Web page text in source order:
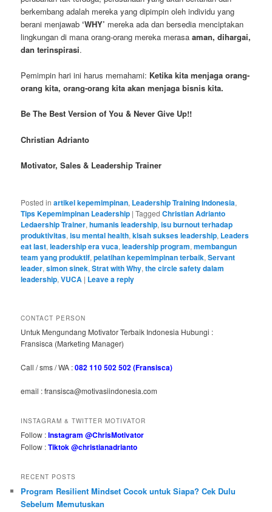
berkembang adalah mereka yang dipimpin oleh individu yang
berani menjawab‘WHY’ mereka ada dan bersedia menciptakan
lingkungan di mana orang-orang mereka merasaaman, dihargai,
dan terinspirasi.
Pemimpin hari ini harus memahami: Ketika kita menjaga orang-
orang kita, orang-orang kita akan menjaga bisnis kita.
Be The Best Version of You & Never Give Up!!
Christian Adrianto
Motivator, Sales & Leadership Trainer
Posted in artikel kepemimpinan, Leadership Training Indonesia,
Tips Kepemimpinan Leadership |Tagged Christian Adrianto
Ledaership Trainer,humanis leadership,isu burnout terhadap
produktivitas,isu mental health,kisah sukses leadership, Leaders
eat last,leadership era vuca,leadership program,membangun
team yang produktif,pelatihan kepemimpinan terbaik,Servant
leader,simon sinek,Strat with Why,the circle safety dalam
leadership,VUCA | Leave a reply
CONTACT PERSON
Untuk Mengundang Motivator Terbaik Indonesia Hubungi :
Fransisca (Marketing Manager)
Call / sms / WA :082 110 502 502 (Fransisca)
email : fransisca@motivasiindonesia.com
INSTAGRAM & TWITTER MOTIVATOR
Follow :Instagram @ChrisMotivator
Follow :Tiktok @christianadrianto
RECENT POSTS
Program Resilient Mindset Cocok untuk Siapa? Cek Dulu
Sebelum Memutuskan